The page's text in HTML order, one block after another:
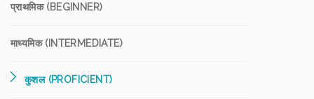
प्राथमिक (BEGINNER)
माध्यमिक (INTERMEDIATE)
कुशल (PROFICIENT)